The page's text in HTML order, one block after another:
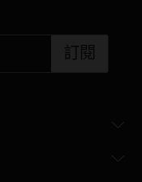
訂閱